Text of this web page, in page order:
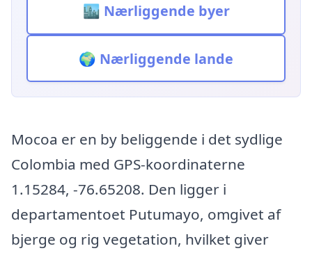
🏙️ Nærliggende byer
🌍 Nærliggende lande
Mocoa er en by beliggende i det sydlige
Colombia med GPS-koordinaterne
1.15284, -76.65208. Den ligger i
departamentoet Putumayo, omgivet af
bjerge og rig vegetation, hvilket giver